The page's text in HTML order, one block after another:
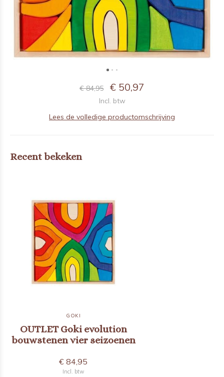
€ 84,95 € 50,97
Incl. btw
Lees de volledige productomschrijving
Recent bekeken
GOKI
OUTLET Goki evolution
bouwstenen vier seizoenen
€ 84,95
Incl. btw